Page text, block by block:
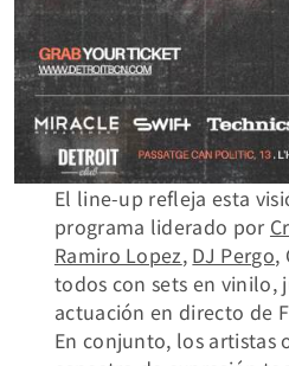
El line-up refleja esta
programa liderado por
Ramiro Lopez, DJ Pergo,
todos con sets en vinilo,
actuación en directo de
En conjunto, los artistas